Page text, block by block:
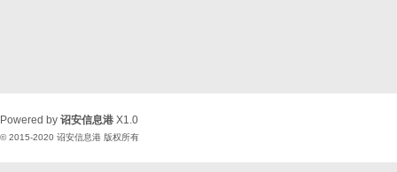
Powered by 诏安信息港 X1.0
© 2015-2020 诏安信息港 版权所有